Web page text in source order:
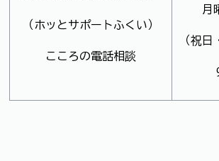
（ホッとサポートふくい）
こころの電話相談
月
（祝日